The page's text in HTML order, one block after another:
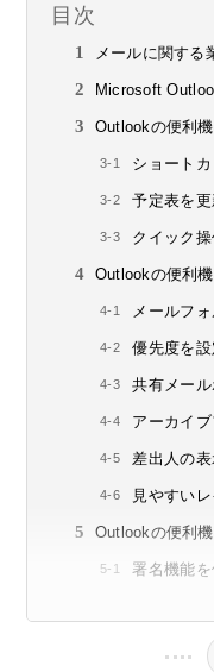
目次
メールに関する
Microsoft
Outlookの便利
ショート
予定表を更
クイック
Outlookの便利
メールフ
優先度を設
共有メー
アーカイ
差出人の
見やすい
Outlookの便利
署名機能